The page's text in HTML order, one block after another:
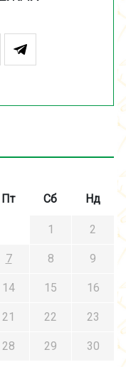
Пт Сб Нд
1 2
7 8 9
14 15 16
21 22 23
28 29 30